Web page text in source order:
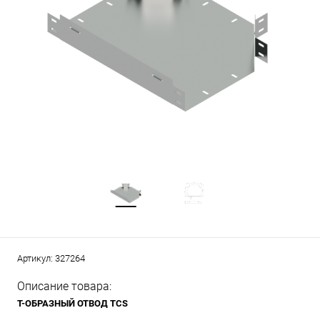
Артикул: 327264
Описание товара:
Т-ОБРАЗНЫЙ ОТВОД TCS